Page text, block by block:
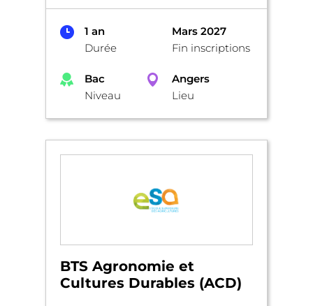
1 an
Durée
Mars 2027
Fin inscriptions
Bac
Niveau
Angers
Lieu
BTS Agronomie et
Cultures Durables (ACD)